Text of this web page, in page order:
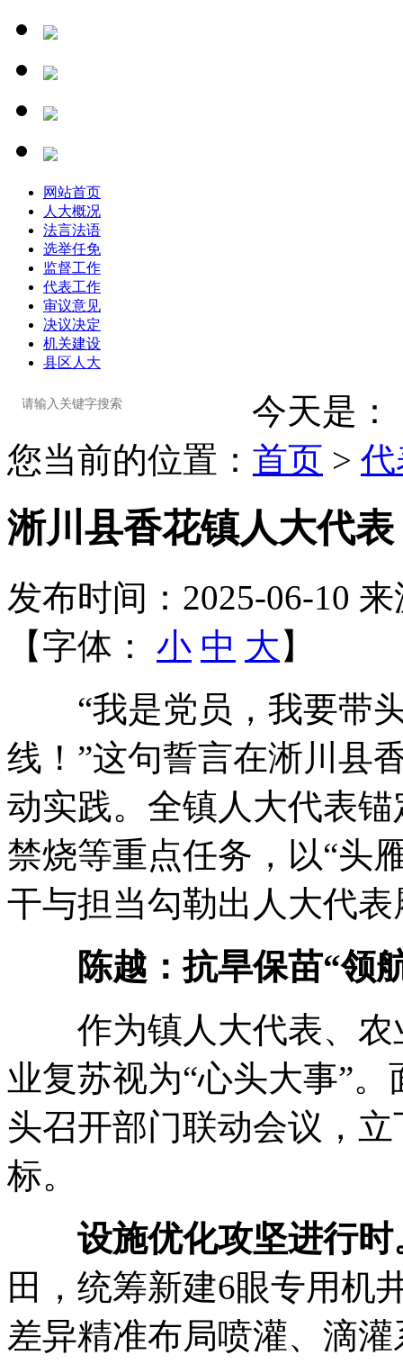
网站首页
人大概况
法言法语
选举任免
监督工作
代表工作
审议意见
决议决定
机关建设
县区人大
今天是：
您当前的位置： 首页 >
淅川县香花镇人大代
发布时间：2025-06-10 来
【字体： 小 中 大 】
“我是党员，我要带头
线！”这句誓言在淅川县
动实践。全镇人大代表
禁烧等重点任务，以“头
干与担当勾勒出人大代
陈越：抗旱保苗“领
作为镇人大代表、农
业复苏视为“心头大事”
头召开部门联动会议，
标。
设施优化攻坚进行时
田，统筹新建6眼专用机
差异精准布局喷灌、滴